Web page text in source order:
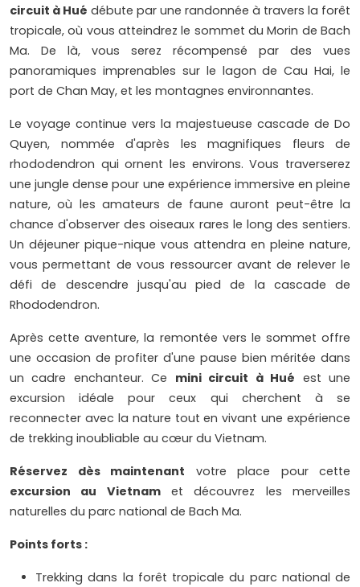
circuit à Hué débute par une randonnée à travers la forêt
tropicale, où vous atteindrez le sommet du Morin de Bach
Ma. De là, vous serez récompensé par des vues
panoramiques imprenables sur le lagon de Cau Hai, le
port de Chan May, et les montagnes environnantes.
Le voyage continue vers la majestueuse cascade de Do
Quyen, nommée d'après les magnifiques fleurs de
rhododendron qui ornent les environs. Vous traverserez
une jungle dense pour une expérience immersive en pleine
nature, où les amateurs de faune auront peut-être la
chance d'observer des oiseaux rares le long des sentiers.
Un déjeuner pique-nique vous attendra en pleine nature,
vous permettant de vous ressourcer avant de relever le
défi de descendre jusqu'au pied de la cascade de
Rhododendron.
Après cette aventure, la remontée vers le sommet offre
une occasion de profiter d'une pause bien méritée dans
un cadre enchanteur. Ce mini circuit à Hué est une
excursion idéale pour ceux qui cherchent à se
reconnecter avec la nature tout en vivant une expérience
de trekking inoubliable au cœur du Vietnam.
Réservez dès maintenant votre place pour cette
excursion au Vietnamet découvrez les merveilles
naturelles du parc national de Bach Ma.
Points forts :
Trekking dans la forêt tropicale du parc national de